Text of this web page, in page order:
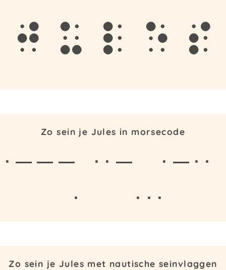
j u l e s
Zo sein je Jules in morsecode
· — — — · · —
· — · ·
·
· · ·
Zo sein je Jules met nautische seinvlaggen